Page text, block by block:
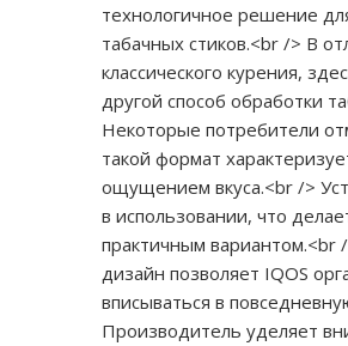
технологичное решение
табачных стиков.<br /> В
классического курения,
другой способ обработки
Некоторые потребители
такой формат
ощущением вкуса.<br />
в использовании, что
практичным вариантом.<br
дизайн позволяет IQOS
вписываться в
Производитель уделяет